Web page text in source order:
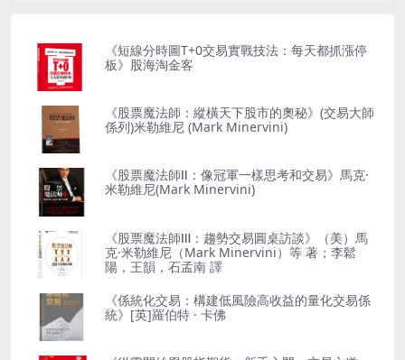
《短線分時圖T+0交易實戰技法：每天都抓漲停
板》股海淘金客
《股票魔法師：縱橫天下股市的奧秘》(交易大師
係列)米勒維尼 (Mark Minervini)
《股票魔法師Ⅱ：像冠軍一樣思考和交易》馬克·
米勒維尼(Mark Minervini)
《股票魔法師Ⅲ：趨勢交易圓桌訪談》（美）馬
克·米勒維尼（Mark Minervini）等 著；李鬆
陽，王韻，石孟南 譯
《係統化交易：構建低風險高收益的量化交易係
統》[英]羅伯特 · 卡佛